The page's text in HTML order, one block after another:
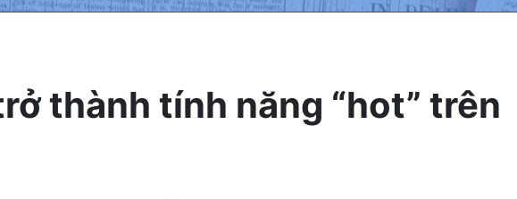
thành tính năng “hot” trên